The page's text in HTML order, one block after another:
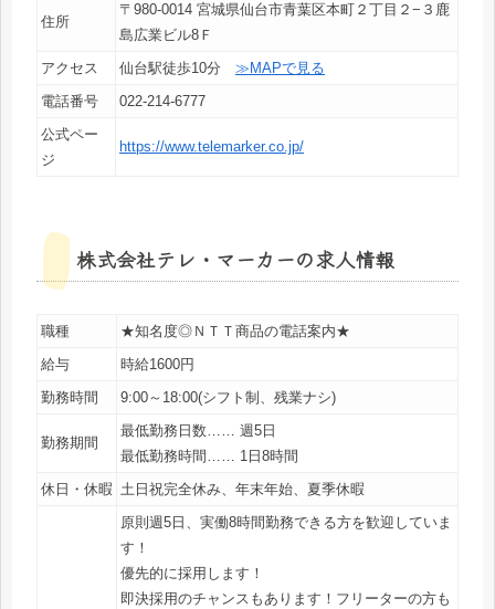
住所
〒980-0014 宮城県仙台市青葉区本町２丁目２−３鹿
島広業ビル8Ｆ
アクセス
仙台駅徒歩10分 ≫MAPで見る
電話番号
022-214-6777
公式ペー
ジ
https://www.telemarker.co.jp/
株式会社テレ・マーカーの求人情報
職種
★知名度◎ＮＴＴ商品の電話案内★
給与
時給1600円
勤務時間
9:00～18:00(シフト制、残業ナシ)
勤務期間
最低勤務日数…… 週5日
最低勤務時間…… 1日8時間
休日・休暇 土日祝完全休み、年末年始、夏季休暇
原則週5日、実働8時間勤務できる方を歓迎していま
す！
優先的に採用します！
即決採用のチャンスもあります！フリーターの方も